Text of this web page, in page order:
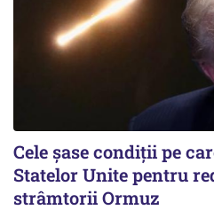
Cele șase condiții pe
Statelor Unite pentru
strâmtorii Ormuz